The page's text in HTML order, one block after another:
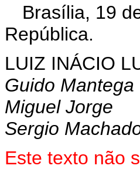
Brasília, 19
República.
LUIZ INÁCIO
Guido Mantega
Miguel Jorge
Sergio
Este texto não